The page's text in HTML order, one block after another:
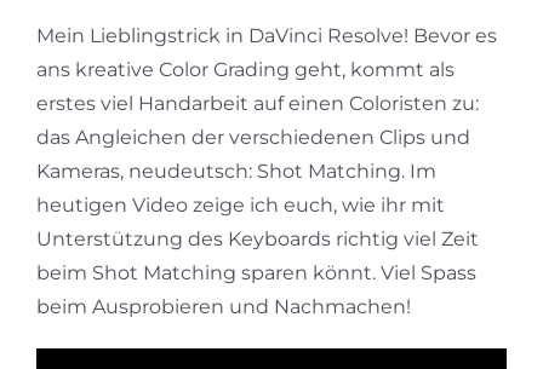
Mein Lieblingstrick in DaVinci Resolve! Bevor es
ans kreative Color Grading geht, kommt als
erstes viel Handarbeit auf einen Coloristen zu:
das Angleichen der verschiedenen Clips und
Kameras, neudeutsch: Shot Matching. Im
heutigen Video zeige ich euch, wie ihr mit
Unterstützung des Keyboards richtig viel Zeit
beim Shot Matching sparen könnt. Viel Spass
beim Ausprobieren und Nachmachen!